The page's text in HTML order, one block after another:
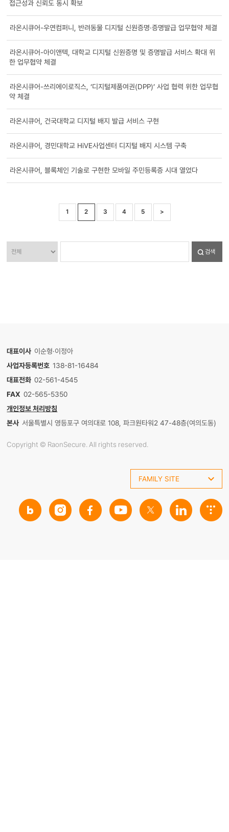
접근성과 신뢰도 동시 확보
라온시큐어-우연컴퍼니, 반려동물 디지털 신원증명·증명발급 업무협약 체결
라온시큐어-아이앤텍, 대학교 디지털 신원증명 및 증명발급 서비스 확대 위
한 업무협약 체결
라온시큐어-쓰리에이로직스, ‘디지털제품여권(DPP)’ 사업 협력 위한 업무협
약 체결
라온시큐어, 건국대학교 디지털 배지 발급 서비스 구현
라온시큐어, 경민대학교 HiVE사업센터 디지털 배지 시스템 구축
라온시큐어, 블록체인 기술로 구현한 모바일 주민등록증 시대 열었다
1 2 3 4 5 >
검색
대표이사 이순형·이정아
사업자등록번호 138-81-16484
대표전화 02-561-4545
FAX 02-565-5350
개인정보 처리방침
본사 서울특별시 영등포구 여의대로 108, 파크원타워2 47-48층(여의도동)
Copyright © RaonSecure. All rights reserved.
FAMILY SITE